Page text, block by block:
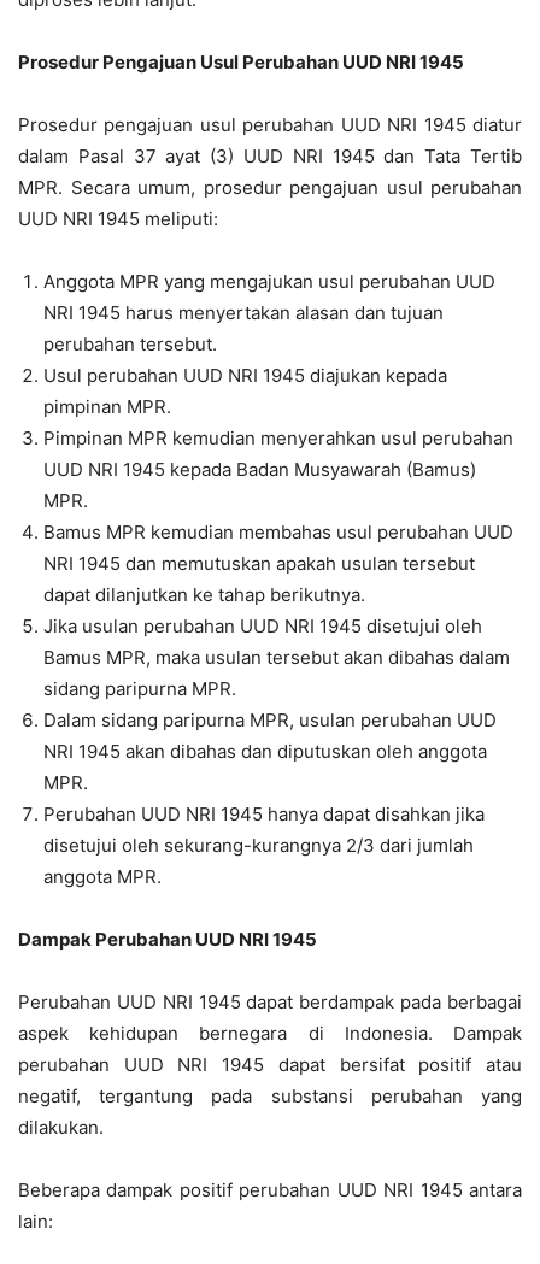
Prosedur Pengajuan Usul Perubahan UUD NRI 1945
Prosedur pengajuan usul perubahan UUD NRI 1945 diatur
dalam Pasal 37 ayat (3) UUD NRI 1945 dan Tata Tertib
MPR. Secara umum, prosedur pengajuan usul perubahan
UUD NRI 1945 meliputi:
Anggota MPR yang mengajukan usul perubahan UUD
NRI 1945 harus menyertakan alasan dan tujuan
perubahan tersebut.
Usul perubahan UUD NRI 1945 diajukan kepada
pimpinan MPR.
Pimpinan MPR kemudian menyerahkan usul perubahan
UUD NRI 1945 kepada Badan Musyawarah (Bamus)
MPR.
Bamus MPR kemudian membahas usul perubahan UUD
NRI 1945 dan memutuskan apakah usulan tersebut
dapat dilanjutkan ke tahap berikutnya.
Jika usulan perubahan UUD NRI 1945 disetujui oleh
Bamus MPR, maka usulan tersebut akan dibahas dalam
sidang paripurna MPR.
Dalam sidang paripurna MPR, usulan perubahan UUD
NRI 1945 akan dibahas dan diputuskan oleh anggota
MPR.
Perubahan UUD NRI 1945 hanya dapat disahkan jika
disetujui oleh sekurang-kurangnya 2/3 dari jumlah
anggota MPR.
Dampak Perubahan UUD NRI 1945
Perubahan UUD NRI 1945 dapat berdampak pada berbagai
aspek kehidupan bernegara di Indonesia. Dampak
perubahan UUD NRI 1945 dapat bersifat positif atau
negatif, tergantung pada substansi perubahan yang
dilakukan.
Beberapa dampak positif perubahan UUD NRI 1945 antara
lain: